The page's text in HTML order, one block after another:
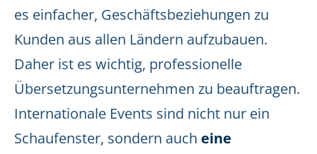
es einfacher, Geschäftsbeziehungen zu
Kunden aus allen Ländern aufzubauen.
Daher ist es wichtig, professionelle
Übersetzungsunternehmen zu beauftragen.
Internationale Events sind nicht nur ein
Schaufenster, sondern auch eine